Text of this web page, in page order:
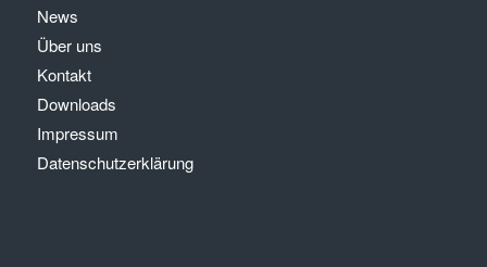
News
Über uns
Kontakt
Downloads
Impressum
Datenschutzerklärung